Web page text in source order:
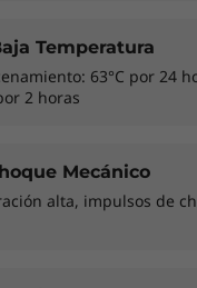
trabajo.
QUE TE
Temperatura
63°C por 24
2 horas
Mecánico
alta, impulsos de